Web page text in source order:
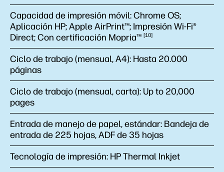
Capacidad de impresión móvil:Chrome OS;
Aplicación HP; Apple AirPrint™; Impresión Wi-Fi®
Direct; Con certificación Mopria™ 10
Ciclo de trabajo (mensual, A4): Hasta 20.000
páginas
Ciclo de trabajo (mensual, carta): Up to 20,000
pages
Entrada de manejo de papel, estándar: Bandeja de
entrada de 225 hojas, ADF de 35 hojas
Tecnología de impresión: HP Thermal Inkjet